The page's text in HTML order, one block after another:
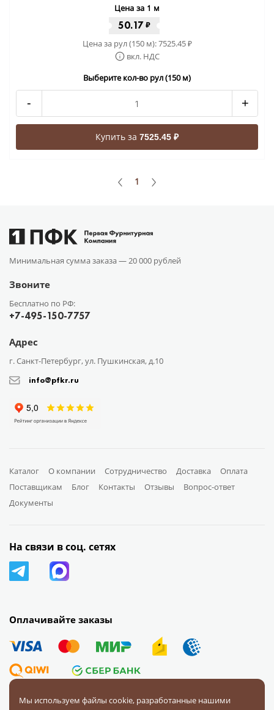
Цена за 1 м
50.17 ₽
Цена за рул (150 м):7525.45₽
вкл. НДС
Выберите кол-во рул (150 м)
- +
Купить за 7525.45 ₽
1
Минимальная сумма заказа —20 000 рублей
Звоните
Бесплатно по РФ:
+7-495-150-7757
Адрес
г. Санкт-Петербург, ул. Пушкинская, д.10
info@pfkr.ru
Каталог О компании Сотрудничество Доставка
Оплата
Поставщикам
Блог Контакты Отзывы
Вопрос-ответ
Документы
Оплачивайте заказы
На связи в соц. сетях
Мы используем файлы cookie, разработанные нашими